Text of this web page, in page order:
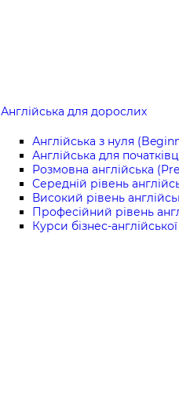
Англійська для дорослих
Англійська з нуля
Англійська для
Розмовна англійська
Середній рівень
Високий рівень
Професійний рівень
Курси бізнес-англійської